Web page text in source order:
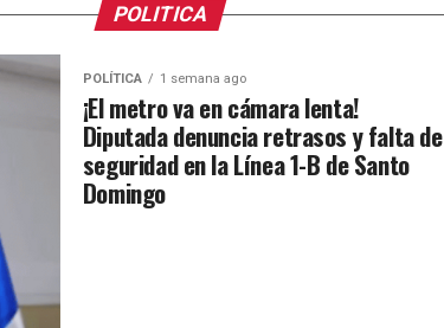
POLITICA
POLÍTICA 1 semana ago
¡El metro va en cámara lenta!
Diputada denuncia retrasos y falta de
seguridad en la Línea 1-B de Santo
Domingo